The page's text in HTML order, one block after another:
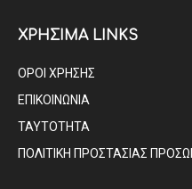
ΧΡΗΣΙΜΑ LINKS
ΟΡΟΙ ΧΡΗΣΗΣ
ΕΠΙΚΟΙΝΩΝΙΑ
ΤΑΥΤΟΤΗΤΑ
ΠΟΛΙΤΙΚΗ ΠΡΟΣΤΑΣΙΑΣ